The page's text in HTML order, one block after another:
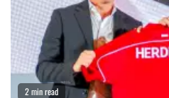
2 min read